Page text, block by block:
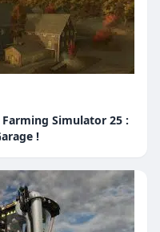
Simulator 25 :
!